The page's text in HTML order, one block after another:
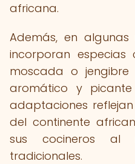
africana.
Además, en algunas
incorporan
moscada o
aromático y
adaptaciones
del continente
sus cocineros al
tradicionales.